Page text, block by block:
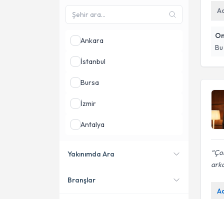
Ankara
İstanbul
Bursa
İzmir
Antalya
Yakınımda Ara
Konumuma yakın uzmanları
Branşlar